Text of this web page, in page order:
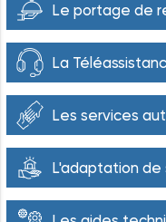
Le portage de
La
Les services
L'adaptation de